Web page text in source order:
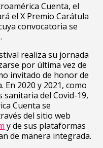
Cuenta, el
el X Premio Carátula
convocatoria se
realiza su jornada
por última vez de
invitado de honor de
En 2020 y 2021, como
del Covid-19,
Cuenta se
del sitio web
y de sus plataformas
de manera integrada.